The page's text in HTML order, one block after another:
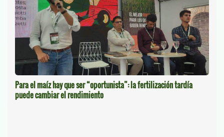
Para el maíz hay que ser “oportunista”: la fertilización tardía
puede cambiar el rendimiento